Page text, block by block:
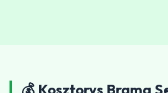
💰 Kosztorys Brama